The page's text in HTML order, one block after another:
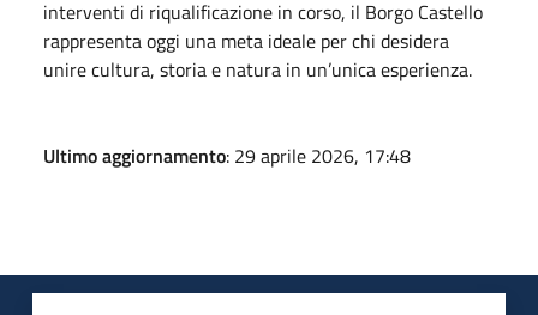
interventi di riqualificazione in corso, il Borgo Castello
rappresenta oggi una meta ideale per chi desidera
unire cultura, storia e natura in un’unica esperienza.
Ultimo aggiornamento: 29 aprile 2026, 17:48